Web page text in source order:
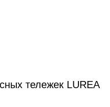
тележек LUREA